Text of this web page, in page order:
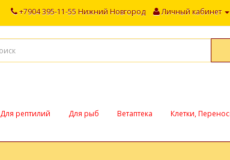
+7904 395-11-55 Нижний Новгород Личный кабинет
Для рептилий Для рыб Ветаптека Клетки,